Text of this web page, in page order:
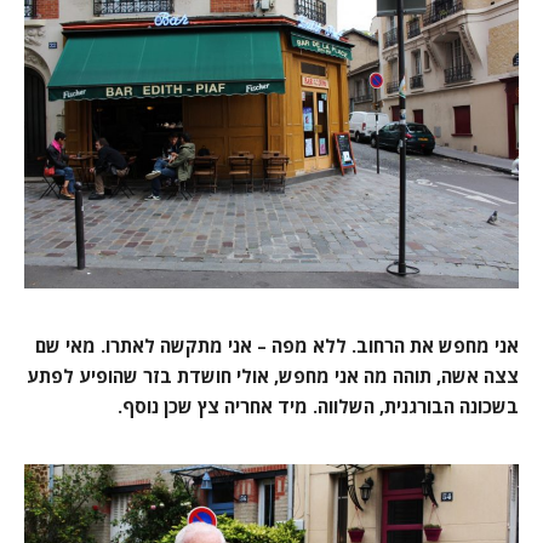
אני מחפש את הרחוב. ללא מפה – אני מתקשה לאתרו. מאי שם
צצה אשה, תוהה מה אני מחפש, אולי חושדת בזר שהופיע לפתע
בשכונה הבורגנית, השלווה. מיד אחריה צץ שכן נוסף.